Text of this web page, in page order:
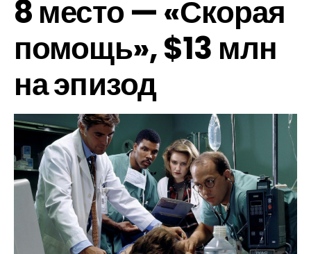
8 место — «Скорая
помощь», $13 млн
на эпизод